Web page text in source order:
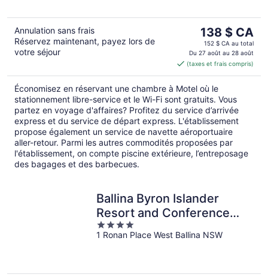
Annulation sans frais
Réservez maintenant, payez lors de
votre séjour
Le
prix
est
de 138 $ CA
par
nuit
138 $ CA
152 $ CA au total
Du 27 août au 28 août
(taxes et frais compris)
Économisez en réservant une chambre à Motel où le
stationnement libre-service et le Wi-Fi sont gratuits. Vous
partez en voyage d'affaires? Profitez du service d’arrivée
express et du service de départ express. L'établissement
propose également un service de navette aéroportuaire
aller-retour. Parmi les autres commodités proposées par
l'établissement, on compte piscine extérieure, l’entreposage
des bagages et des barbecues.
Ballina Byron Islander
Resort and Conference
Centre
4
out
1 Ronan Place West Ballina NSW